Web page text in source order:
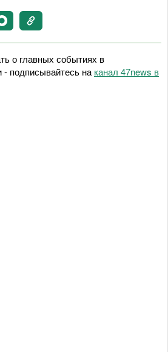
о главных событиях в
- подписывайтесь на канал 47news в